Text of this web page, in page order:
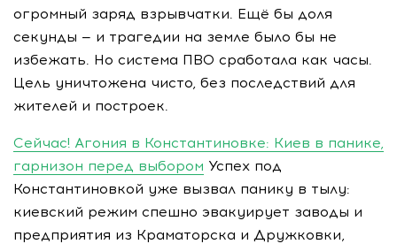
огромный заряд взрывчатки. Ещё бы доля
секунды — и трагедии на земле было бы не
избежать. Но система ПВО сработала как часы.
Цель уничтожена чисто, без последствий для
жителей и построек.
Сейчас! Агония в Константиновке: Киев в панике,
гарнизон перед выбором Успех под
Константиновкой уже вызвал панику в тылу:
киевский режим спешно эвакуирует заводы и
предприятия из Краматорска и Дружковки,